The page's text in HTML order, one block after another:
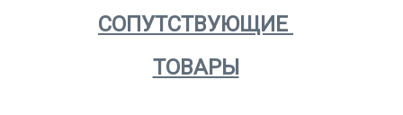
СОПУТСТВУЮЩИЕ
ТОВАРЫ